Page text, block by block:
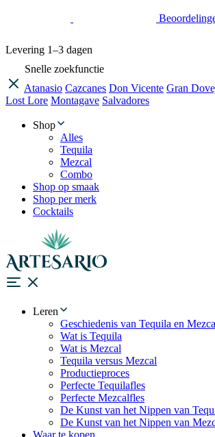
Levering 1–3 dagen
Snelle zoekfunctie
Atanasio Cazcanes Don Vicente Gran
Lost Lore Montagave Salvadores
Shop
Alles
Tequila
Mezcal
Combo
Shop op smaak
Shop per merk
Cocktails
Leren
Geschiedenis van Tequila en
Wat is Tequila
Wat is Mezcal
Tequila versus Mezcal
Productieproces
Perfecte Tequilafles
Perfecte Mezcalfles
De Kunst van het Nippen van
De Kunst van het Nippen van
Waar te kopen